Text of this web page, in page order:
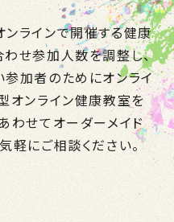
ラインで開催する健康
せ参加人数を調整し、
加者のためにオンライ
オンライン健康教室を
わせてオーダーメイド
軽にご相談ください。